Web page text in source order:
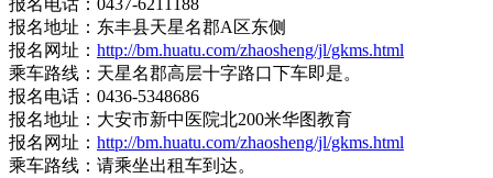
报名电话：0437-6211188
报名地址：东丰县天星名郡A区东侧
报名网址： http://bm.huatu.com/zhaosheng/jl/gkms.html
乘车路线：天星名郡高层十字路口下车即是。
报名电话：0436-5348686
报名地址：大安市新中医院北200米华图教育
报名网址： http://bm.huatu.com/zhaosheng/jl/gkms.html
乘车路线：请乘坐出租车到达。